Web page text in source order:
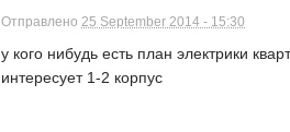
Отправлено25 September 2014 - 15:30
у кого нибудь есть план электрики
интересует 1-2 корпус